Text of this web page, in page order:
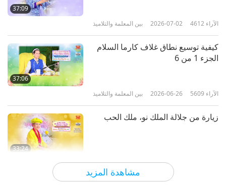
مشاهدة المزيد
37:09
بين المعلمة والتلاميذ 2026-07-02 4612 الآراء
37:06
كيفية توسيع نطاق غلاف كارما السلام
الجزء 1 من 6
بين المعلمة والتلاميذ 2026-06-26 5609 الآراء
33:24
زيارة من جلالة الملك نو، ملك الحب
بين المعلمة والتلاميذ 2026-06-25